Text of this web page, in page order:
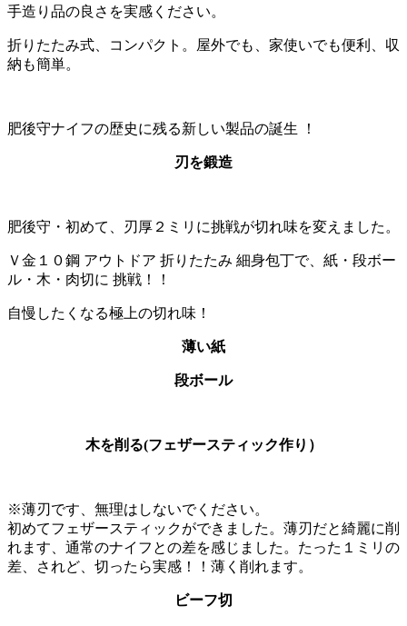
手造り品の良さを実感ください。
折りたたみ式、コンパクト。屋外でも、家使いでも便利、収
納も簡単。
肥後守ナイフの歴史に残る新しい製品の誕生 ！
刃を鍛造
肥後守・初めて、刃厚２ミリに挑戦が切れ味を変えました。
Ｖ金１０鋼 アウトドア 折りたたみ 細身包丁で、紙・段ボー
ル・木・肉切に 挑戦！！
自慢したくなる極上の切れ味！
薄い紙
段ボール
木を削る(フェザースティック作り）
※薄刃です、無理はしないでください。
初めてフェザースティックができました。薄刃だと綺麗に削
れます、通常のナイフとの差を感じました。たった１ミリの
差、されど、切ったら実感！！薄く削れます。
ビーフ切